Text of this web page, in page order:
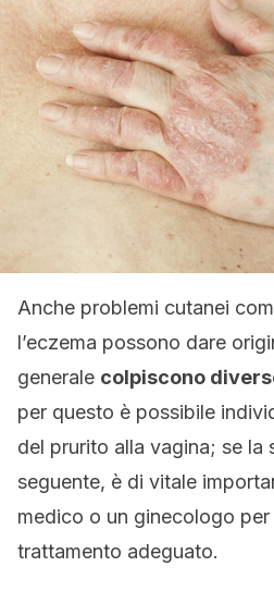
Anche problemi cutanei
l’eczema possono dare
generale colpiscono
per questo è possibile
del prurito alla vagina; se la
seguente, è di vitale
medico o un ginecologo per
trattamento adeguato.